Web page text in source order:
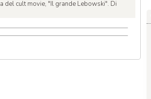
del cult movie, "Il grande Lebowski". Di